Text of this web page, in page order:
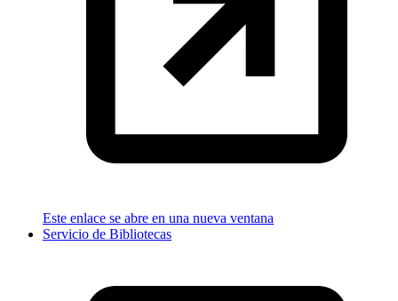
Este enlace se abre en una nueva ventana
Servicio de Bibliotecas